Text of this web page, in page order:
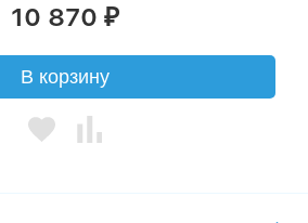
10 870 ₽
В корзину